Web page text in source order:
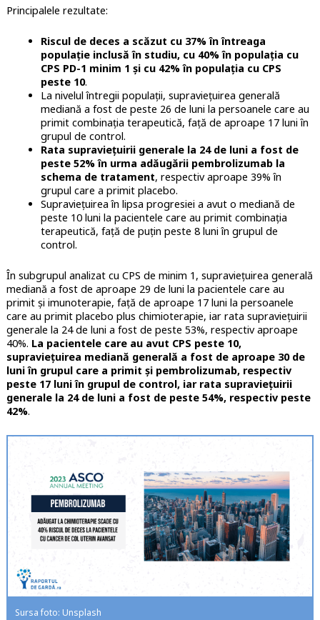
Principalele rezultate:
Riscul de deces a scăzut cu 37% în întreaga
populaţie inclusă în studiu, cu 40% în populaţia cu
CPS PD-1 minim 1 şi cu 42% în populaţia cu CPS
peste 10.
La nivelul întregii populaţii, supravieţuirea generală
mediană a fost de peste 26 de luni la persoanele care au
primit combinaţia terapeutică, faţă de aproape 17 luni în
grupul de control.
Rata supravieţuirii generale la 24 de luni a fost de
peste 52% în urma adăugării pembrolizumab la
schema de tratament, respectiv aproape 39% în
grupul care a primit placebo.
Supravieţuirea în lipsa progresiei a avut o mediană de
peste 10 luni la pacientele care au primit combinaţia
terapeutică, faţă de puţin peste 8 luni în grupul de
control.
În subgrupul analizat cu CPS de minim 1, supravieţuirea generală
mediană a fost de aproape 29 de luni la pacientele care au
primit şi imunoterapie, faţă de aproape 17 luni la persoanele
care au primit placebo plus chimioterapie, iar rata supravieţuirii
generale la 24 de luni a fost de peste 53%, respectiv aproape
40%. La pacientele care au avut CPS peste 10,
supravieţuirea mediană generală a fost de aproape 30 de
luni în grupul care a primit şi pembrolizumab, respectiv
peste 17 luni în grupul de control, iar rata supravieţuirii
generale la 24 de luni a fost de peste 54%, respectiv peste
42%.
Sursa foto: Unsplash